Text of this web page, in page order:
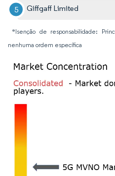
Giffgaff Limited
*Isenção de responsabilidade:
nenhuma ordem específica